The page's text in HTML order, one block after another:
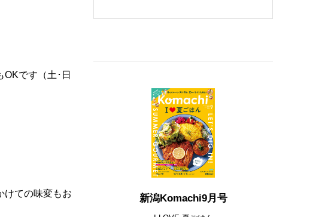
です（土･日
けての味変もお
新潟Komachi9月号